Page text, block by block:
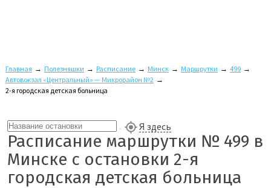
Главная → Полезняшки → Расписание → Минск → Маршрутки → 499 →
Автовокзал «Центральный» — Микрорайон №2 →
2-я городская детская больница
Я здесь
Расписание маршрутки № 499 в
Минске с остановки 2-я
городская детская больница